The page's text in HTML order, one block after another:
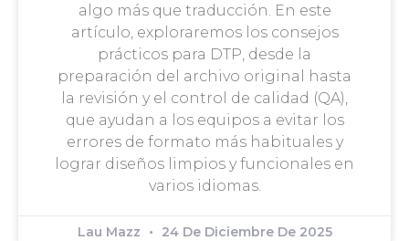
algo más que traducción. En este
artículo, exploraremos los consejos
prácticos para DTP, desde la
preparación del archivo original hasta
la revisión y el control de calidad (QA),
que ayudan a los equipos a evitar los
errores de formato más habituales y
lograr diseños limpios y funcionales en
varios idiomas.
Lau Mazz 24 De Diciembre De 2025